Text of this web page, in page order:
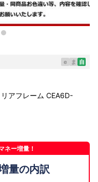
e ま 自
アフレーム CEA6D-
ネー増量！
量の内訳